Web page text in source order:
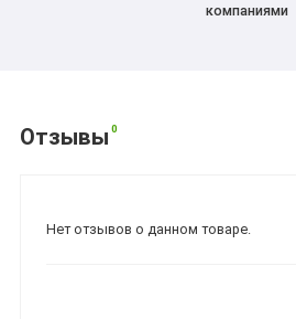
компаниями
Отзывы 0
Нет отзывов о данном товаре.